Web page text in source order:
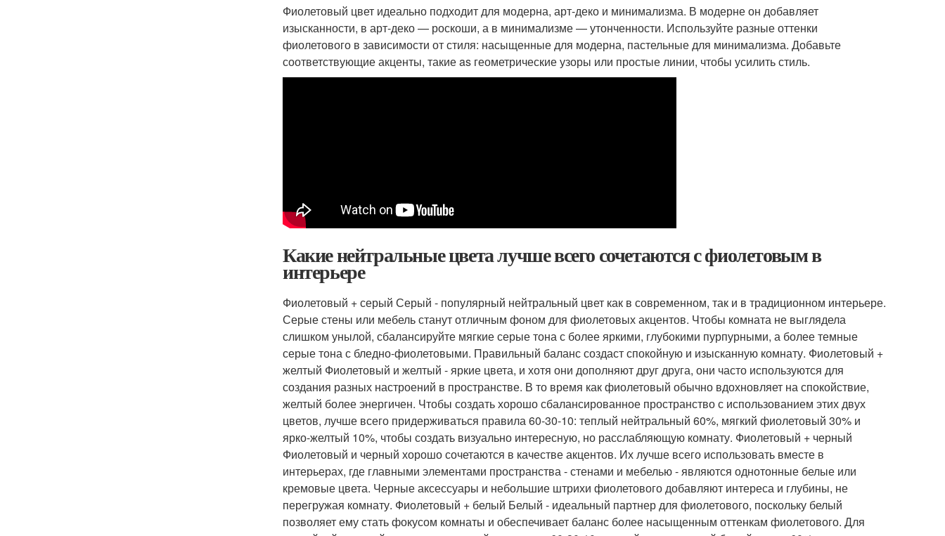
Фиолетовый цвет идеально подходит для модерна, арт-деко и минимализма. В модерне он добавляет
изысканности, в арт-деко — роскоши, а в минимализме — утонченности. Используйте разные оттенки
фиолетового в зависимости от стиля: насыщенные для модерна, пастельные для минимализма. Добавьте
соответствующие акценты, такие as геометрические узоры или простые линии, чтобы усилить стиль.
Какие нейтральные цвета лучше всего сочетаются с фиолетовым в
интерьере
Фиолетовый + серый Серый - популярный нейтральный цвет как в современном, так и в традиционном интерьере.
Серые стены или мебель станут отличным фоном для фиолетовых акцентов. Чтобы комната не выглядела
слишком унылой, сбалансируйте мягкие серые тона с более яркими, глубокими пурпурными, а более темные
серые тона с бледно-фиолетовыми. Правильный баланс создаст спокойную и изысканную комнату. Фиолетовый +
желтый Фиолетовый и желтый - яркие цвета, и хотя они дополняют друг друга, они часто используются для
создания разных настроений в пространстве. В то время как фиолетовый обычно вдохновляет на спокойствие,
желтый более энергичен. Чтобы создать хорошо сбалансированное пространство с использованием этих двух
цветов, лучше всего придерживаться правила 60-30-10: теплый нейтральный 60%, мягкий фиолетовый 30% и
ярко-желтый 10%, чтобы создать визуально интересную, но расслабляющую комнату. Фиолетовый + черный
Фиолетовый и черный хорошо сочетаются в качестве акцентов. Их лучше всего использовать вместе в
интерьерах, где главными элементами пространства - стенами и мебелью - являются однотонные белые или
кремовые цвета. Черные аксессуары и небольшие штрихи фиолетового добавляют интереса и глубины, не
перегружая комнату. Фиолетовый + белый Белый - идеальный партнер для фиолетового, поскольку белый
позволяет ему стать фокусом комнаты и обеспечивает баланс более насыщенным оттенкам фиолетового. Для